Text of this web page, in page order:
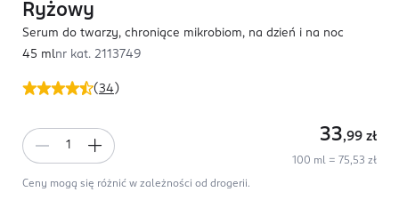
(34 )
Ryżowy
Serum do twarzy, chroniące mikrobiom, na dzień i na noc
45 mlnr kat. 2113749
33,99 zł
100 ml = 75,53 zł
Ceny mogą się różnić w zależności od drogerii.